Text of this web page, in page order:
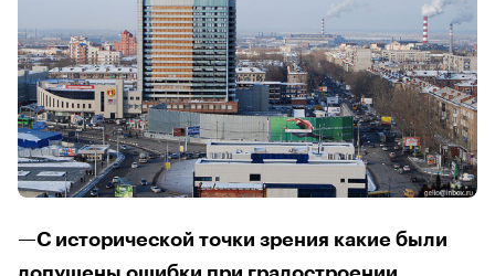
—С исторической точки зрения какие были